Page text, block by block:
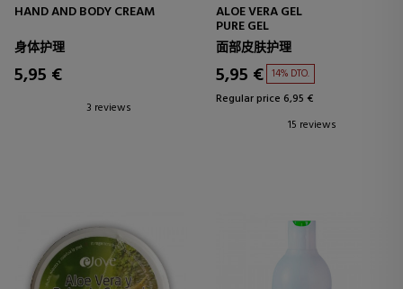
HAND AND BODY CREAM
身体护理
5,95 €
3 reviews
ALOE VERA GEL
PURE GEL
面部皮肤护理
5,95 € 14% DTO.
Regular price 6,95 €
15 reviews